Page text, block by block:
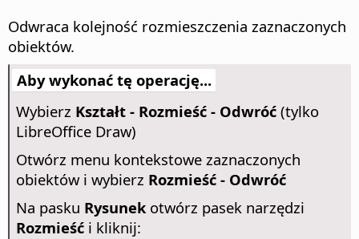
Odwraca kolejność rozmieszczenia zaznaczonych
obiektów.
Aby wykonać tę operację...
Wybierz Kształt - Rozmieść - Odwróć(tylko
LibreOffice Draw)
Otwórz menu kontekstowe zaznaczonych
obiektów i wybierz Rozmieść - Odwróć
Na pasku Rysunekotwórz pasek narzędzi
Rozmieśći kliknij: